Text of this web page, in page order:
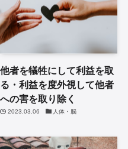
他者を犠牲にして利益を取
る・利益を度外視して他者
への害を取り除く
2023.03.06 人体・脳